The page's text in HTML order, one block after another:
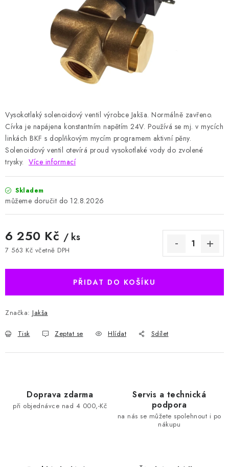
HODNOCENÍ OBCHODU
Jak nakupovat O nás
Kontakty
Obchodní podmínky
Podmínky ochrany osobních údajů
Samoobslužné platební terminály
Vysokotlaký solenoidový ventil výrobce Jakša. Normálně zavřeno.
Cívka je napájena konstantním napětím 24V. Používá se mj. v mycích
linkách BKF s doplňkovým mycím programem aktivní pěny.
Solenoidový ventil otevírá proud vysokotlaké vody do zvolené
trysky. Více informací
Skladem
12.8.2026
6 250 Kč / ks
7 563 Kč včetně DPH
PŘIDAT DO KOŠÍKU
Značka: Jakša
Tisk Zeptat se Hlídat Sdílet
Doprava zdarma
při objednávce nad 4 000,-Kč
Servis a technická
podpora
na nás se můžete spolehnout i po
nákupu